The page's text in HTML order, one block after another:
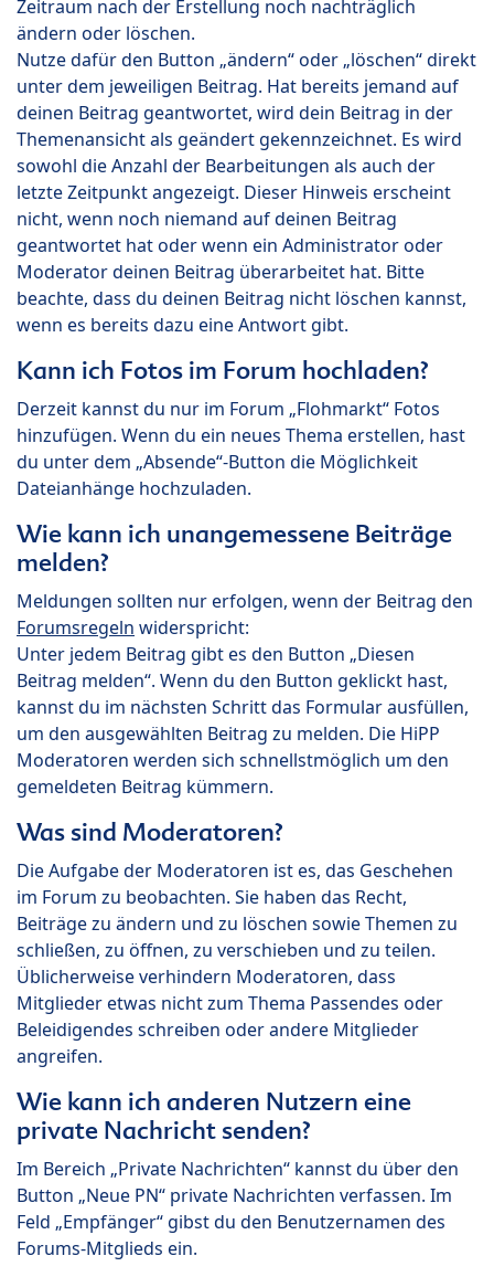
Zeitraum nach der Erstellung noch nachträglich
ändern oder löschen.
Nutze dafür den Button „ändern“ oder „löschen“ direkt
unter dem jeweiligen Beitrag. Hat bereits jemand auf
deinen Beitrag geantwortet, wird dein Beitrag in der
Themenansicht als geändert gekennzeichnet. Es wird
sowohl die Anzahl der Bearbeitungen als auch der
letzte Zeitpunkt angezeigt. Dieser Hinweis erscheint
nicht, wenn noch niemand auf deinen Beitrag
geantwortet hat oder wenn ein Administrator oder
Moderator deinen Beitrag überarbeitet hat. Bitte
beachte, dass du deinen Beitrag nicht löschen kannst,
wenn es bereits dazu eine Antwort gibt.
Kann ich Fotos im Forum hochladen?
Derzeit kannst du nur im Forum „Flohmarkt“ Fotos
hinzufügen. Wenn du ein neues Thema erstellen, hast
du unter dem „Absende“-Button die Möglichkeit
Dateianhänge hochzuladen.
Wie kann ich unangemessene Beiträge
melden?
Meldungen sollten nur erfolgen, wenn der Beitrag den
Forumsregeln widerspricht:
Unter jedem Beitrag gibt es den Button „Diesen
Beitrag melden“. Wenn du den Button geklickt hast,
kannst du im nächsten Schritt das Formular ausfüllen,
um den ausgewählten Beitrag zu melden. Die HiPP
Moderatoren werden sich schnellstmöglich um den
gemeldeten Beitrag kümmern.
Was sind Moderatoren?
Die Aufgabe der Moderatoren ist es, das Geschehen
im Forum zu beobachten. Sie haben das Recht,
Beiträge zu ändern und zu löschen sowie Themen zu
schließen, zu öffnen, zu verschieben und zu teilen.
Üblicherweise verhindern Moderatoren, dass
Mitglieder etwas nicht zum Thema Passendes oder
Beleidigendes schreiben oder andere Mitglieder
angreifen.
Wie kann ich anderen Nutzern eine
private Nachricht senden?
Im Bereich „Private Nachrichten“ kannst du über den
Button „Neue PN“ private Nachrichten verfassen. Im
Feld „Empfänger“ gibst du den Benutzernamen des
Forums-Mitglieds ein.